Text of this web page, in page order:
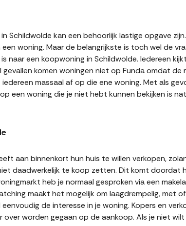
Schildwolde kan een behoorlijk lastige opgave
woning. Maar de belangrijkste is toch wel de
naar een koopwoning in Schildwolde. Iedereen
komen woningen niet op Funda omdat de
massaal af op die ene woning. Met als
een woning die je niet hebt kunnen bekijken is
aan binnenkort hun huis te willen verkopen,
daadwerkelijk te koop zetten. Dit komt doordat
heb je normaal gesproken via een
maakt het mogelijk om laagdrempelig, met
de interesse in je woning. Kopers en
over worden gegaan op de aankoop. Als je niet